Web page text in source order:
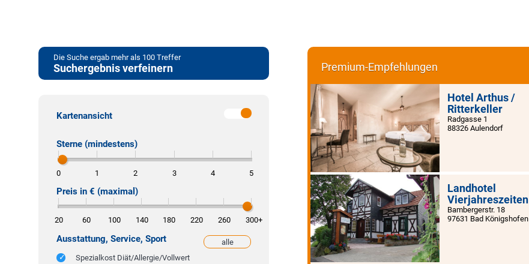
Premium-Empfehlungen
Hotel Arthus /
Ritterkeller
Radgasse 1
88326 Aulendorf
Landhotel
Vierjahreszeiten
Bambergerstr. 18
97631 Bad Königshofen
Die Suche ergab mehr als 100 Treffer
Suchergebnis verfeinern
Kartenansicht
Sterne (mindestens)
0 1 2 3 4 5
Preis in € (maximal)
20 60 100 140 180 220 260 300+
alle
Ausstattung, Service, Sport
Spezialkost Diät/Allergie/Vollwert